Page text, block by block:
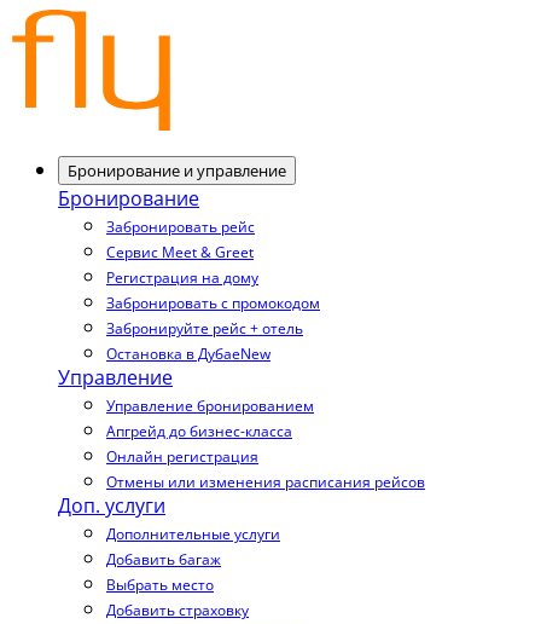
Бронирование и управление
Бронирование
Забронировать рейс
Сервис Meet & Greet
Регистрация на дому
Забронировать с промокодом
Забронируйте рейс + отель
Остановка в ДубаеNew
Управление
Управление бронированием
Апгрейд до бизнес-класса
Онлайн регистрация
Отмены или изменения расписания рейсов
Доп. услуги
Дополнительные услуги
Добавить багаж
Выбрать место
Добавить страховку